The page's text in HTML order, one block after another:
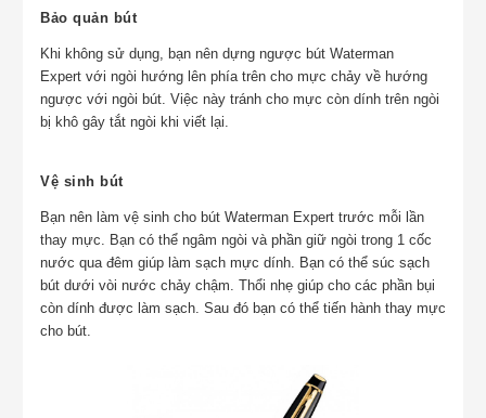
Bảo quản bút
Khi không sử dụng, bạn nên dựng ngược bút Waterman
Expert với ngòi hướng lên phía trên cho mực chảy về hướng
ngược với ngòi bút. Việc này tránh cho mực còn dính trên ngòi
bị khô gây tắt ngòi khi viết lại.
Vệ sinh bút
Bạn nên làm vệ sinh cho bút Waterman Expert trước mỗi lần
thay mực. Bạn có thể ngâm ngòi và phần giữ ngòi trong 1 cốc
nước qua đêm giúp làm sạch mực dính. Bạn có thể súc sạch
bút dưới vòi nước chảy chậm. Thổi nhẹ giúp cho các phần bụi
còn dính được làm sạch. Sau đó bạn có thể tiến hành thay mực
cho bút.